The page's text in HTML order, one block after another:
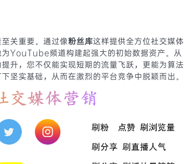
关重要。通过像粉丝库这样提供全方位社交媒体
YouTube频道构建起强大的初始数据资产。从
升，您不仅能实现短期的流量飞跃，更能为算法
坚实基础，从而在激烈的平台竞争中脱颖而出。